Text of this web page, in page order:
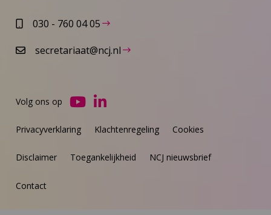
030 - 760 04 05
secretariaat@ncj.nl
Privacyverklaring Klachtenregeling Cookies
Disclaimer Toegankelijkheid NCJ nieuwsbrief
Contact
Volg ons op
Ga
YouTube
Ga